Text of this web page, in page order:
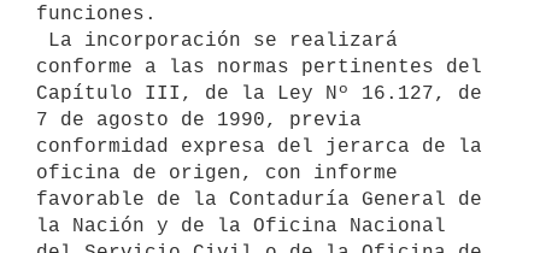
funciones.
conforme a las normas pertinentes del
Capítulo III, de la Ley Nº 16.127, de
7 de agosto de 1990, previa
conformidad expresa del jerarca de la
oficina de origen, con informe
favorable de la Contaduría General de
la Nación y de la Oficina Nacional